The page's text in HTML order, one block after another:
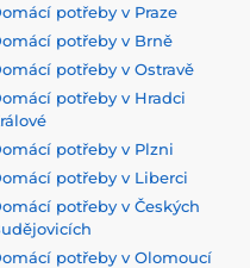
potřeby v Praze
potřeby v Brně
potřeby v Ostravě
potřeby v Hradci
potřeby v Plzni
potřeby v Liberci
potřeby v Českých
potřeby v Olomoucí